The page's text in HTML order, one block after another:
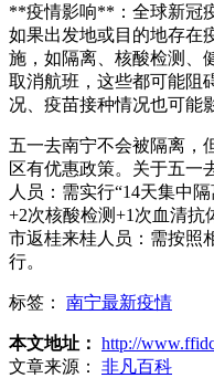
**疫情影响**：全球新冠
如果出发地或目的地存在
施，如隔离、核酸检测、
取消航班，这些都可能阻
况、疫苗接种情况也可能
五一去南宁不会被隔离，
区有优惠政策。关于五一
人员：需实行“14天集中
+2次核酸检测+1次血清抗
市返桂来桂人员：需按照
行。
标签： 南宁最新疫情
本文地址： http://
文章来源：
非凡百科